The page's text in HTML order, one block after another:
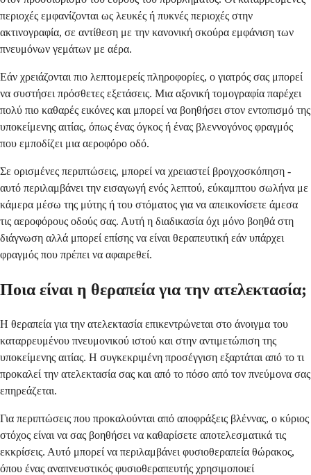
περιοχές εμφανίζονται ως λευκές ή πυκνές περιοχές στην
ακτινογραφία, σε αντίθεση με την κανονική σκούρα εμφάνιση των
πνευμόνων γεμάτων με αέρα.
Εάν χρειάζονται πιο λεπτομερείς πληροφορίες, ο γιατρός σας μπορεί
να συστήσει πρόσθετες εξετάσεις. Μια αξονική τομογραφία παρέχει
πολύ πιο καθαρές εικόνες και μπορεί να βοηθήσει στον εντοπισμό της
υποκείμενης αιτίας, όπως ένας όγκος ή ένας βλεννογόνος φραγμός
που εμποδίζει μια αεροφόρο οδό.
Σε ορισμένες περιπτώσεις, μπορεί να χρειαστεί βρογχοσκόπηση -
αυτό περιλαμβάνει την εισαγωγή ενός λεπτού, εύκαμπτου σωλήνα με
κάμερα μέσω της μύτης ή του στόματος για να απεικονίσετε άμεσα
τις αεροφόρους οδούς σας. Αυτή η διαδικασία όχι μόνο βοηθά στη
διάγνωση αλλά μπορεί επίσης να είναι θεραπευτική εάν υπάρχει
φραγμός που πρέπει να αφαιρεθεί.
Ποια είναι η θεραπεία για την ατελεκτασία;
Η θεραπεία για την ατελεκτασία επικεντρώνεται στο άνοιγμα του
καταρρευμένου πνευμονικού ιστού και στην αντιμετώπιση της
υποκείμενης αιτίας. Η συγκεκριμένη προσέγγιση εξαρτάται από το τι
προκαλεί την ατελεκτασία σας και από το πόσο από τον πνεύμονα σας
επηρεάζεται.
Για περιπτώσεις που προκαλούνται από αποφράξεις βλέννας, ο κύριος
στόχος είναι να σας βοηθήσει να καθαρίσετε αποτελεσματικά τις
εκκρίσεις. Αυτό μπορεί να περιλαμβάνει φυσιοθεραπεία θώρακος,
όπου ένας αναπνευστικός φυσιοθεραπευτής χρησιμοποιεί